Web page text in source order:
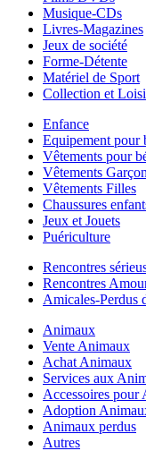
Musique-CDs
Livres-Magazines
Jeux de société
Forme-Détente
Matériel de Sport
Collection et
Enfance
Equipement pour
Vêtements pour
Vêtements
Vêtements Filles
Chaussures
Jeux et Jouets
Puériculture
Rencontres
Rencontres
Amicales-Perdus
Animaux
Vente Animaux
Achat Animaux
Services aux
Accessoires pour
Adoption
Animaux perdus
Autres